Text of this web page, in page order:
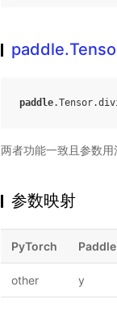
paddle.Tensor.
两者功能一致且参数
参数映射
PyTorch
other y